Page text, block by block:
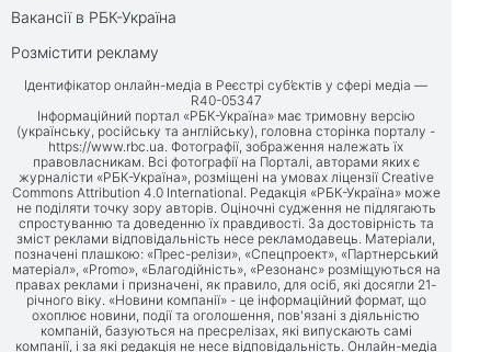
Вакансії в РБК-Україна
Розмістити рекламу
Ідентифікатор онлайн-медіа в Реєстрі суб’єктів у сфері медіа —
R40-05347
Інформаційний портал «РБК-Україна» має тримовну версію
(українську, російську та англійську), головна сторінка порталу -
https://www.rbc.ua. Фотографії, зображення належать їх
правовласникам. Всі фотографії на Порталі, авторами яких є
журналісти «РБК-Україна», розміщені на умовах ліцензії Creative
Commons Attribution 4.0 International. Редакція «РБК-Україна» може
не поділяти точку зору авторів. Оціночні судження не підлягають
спростуванню та доведенню їх правдивості. За достовірність та
зміст реклами відповідальність несе рекламодавець. Матеріали,
позначені плашкою: «Прес-релізи», «Спецпроект», «Партнерський
матеріал», «Promo», «Благодійність», «Резонанс» розміщуються на
правах реклами і призначені, як правило, для осіб, які досягли 21-
річного віку. «Новини компанії» - це інформаційний формат, що
охоплює новини, події та оголошення, пов'язані з діяльністю
компаній, базуються на пресрелізах, які випускають самі
компанії, і за які редакція не несе відповідальність. Онлайн-медіа